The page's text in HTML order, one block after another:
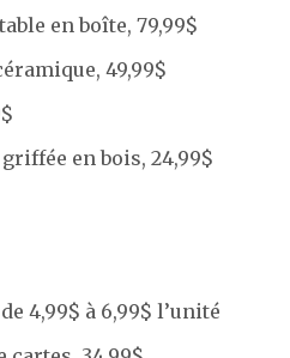
en boîte, 79,99$
49,99$
en bois, 24,99$
4,99$ à 6,99$ l’unité